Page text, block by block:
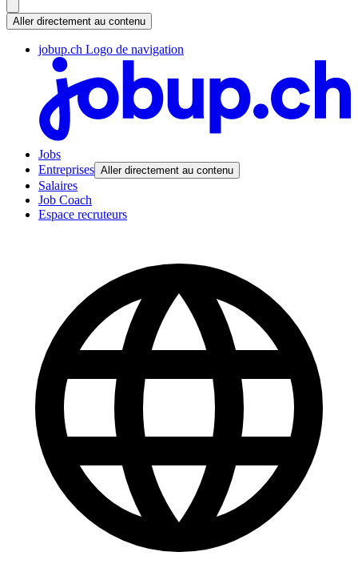
Aller directement au contenu
jobup.ch Logo de navigation
Jobs
Entreprises Aller directement au contenu
Salaires
Job Coach
Espace recruteurs